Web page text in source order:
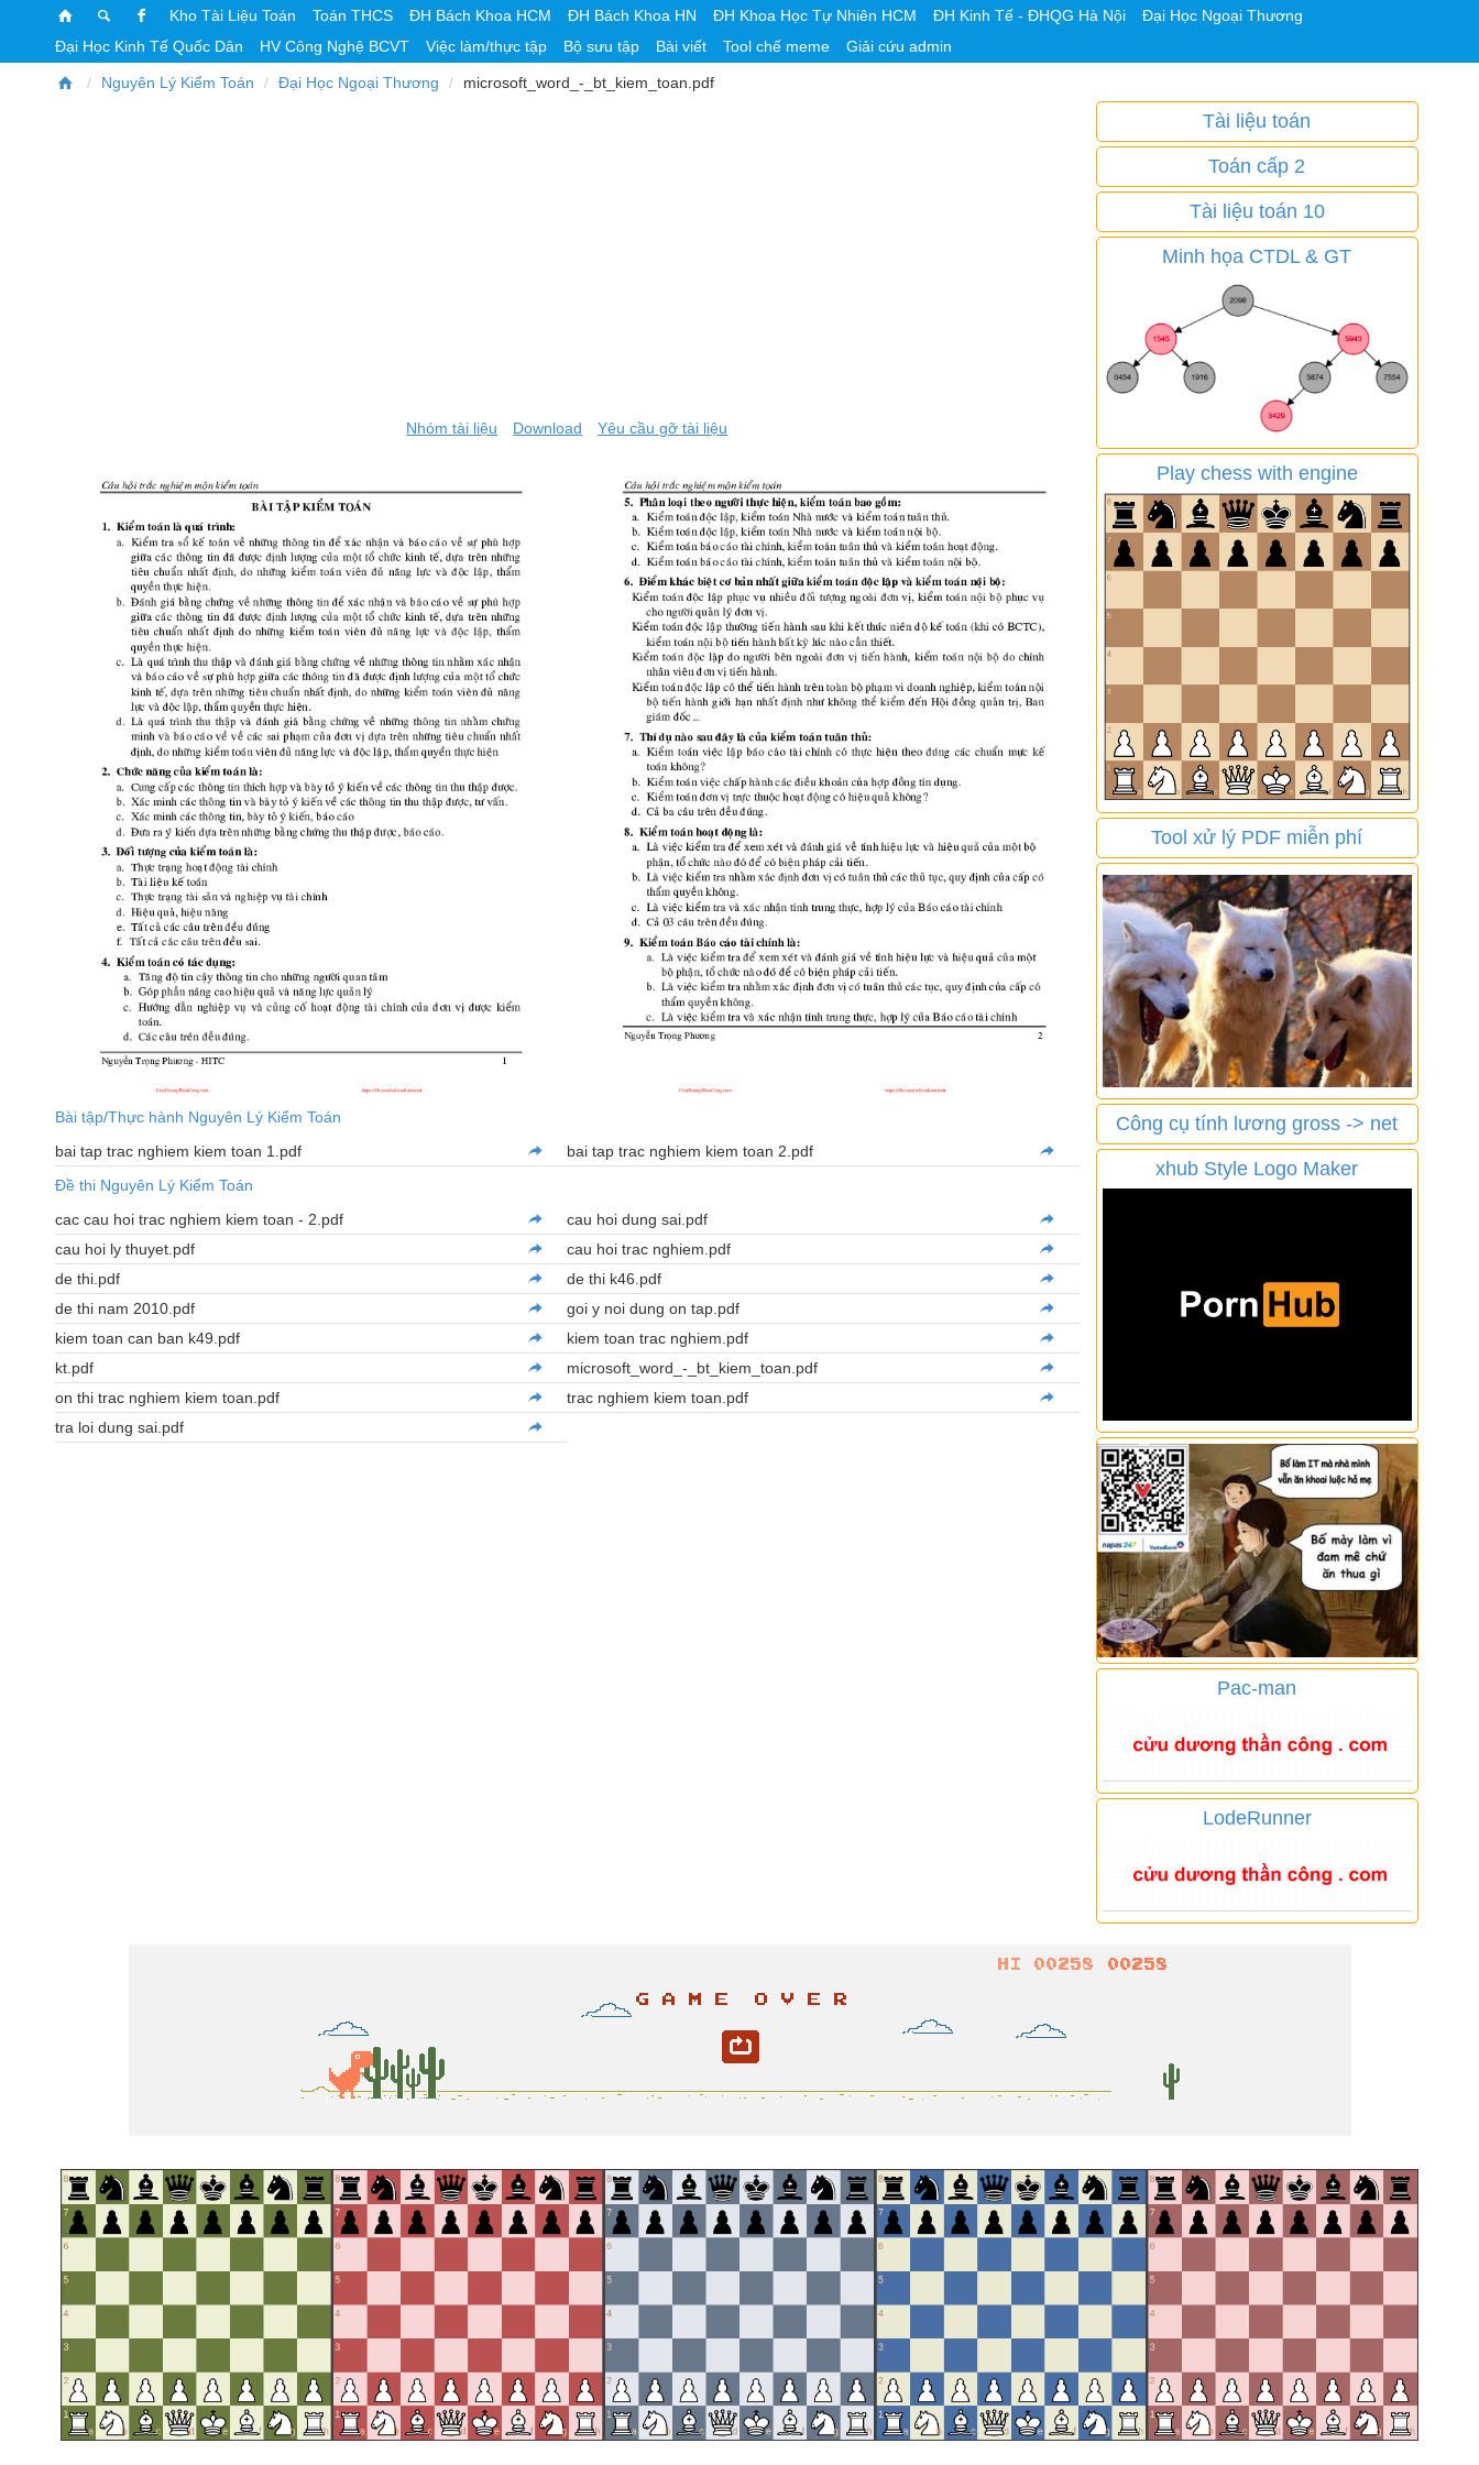
Kho Tài Liệu Toán Toán THCS ĐH Bách Khoa HCM ĐH Bách Khoa HN ĐH Khoa Học Tự Nhiên HCM ĐH Kinh Tế - ĐHQG Hà Nội
Đại Học Ngoại Thương
Đại Học Kinh Tế Quốc Dân
HV Công Nghệ BCVT Việc làm/thực tập Bộ sưu tập Bài viết Tool chế meme Giải cứu admin
Nguyên Lý Kiểm Toán Đại Học Ngoại Thương microsoft_word_-_bt_kiem_toan.pdf
Nhóm tài liệu Download Yêu cầu gỡ tài liệu
Bài tập/Thực hành Nguyên Lý Kiểm Toán
bai tap trac nghiem kiem toan 1.pdf
bai tap trac nghiem kiem toan 2.pdf
Đề thi Nguyên Lý Kiểm Toán
cac cau hoi trac nghiem kiem toan - 2.pdf
cau hoi dung sai.pdf
cau hoi ly thuyet.pdf
cau hoi trac nghiem.pdf
de thi.pdf
de thi k46.pdf
de thi nam 2010.pdf
goi y noi dung on tap.pdf
kiem toan can ban k49.pdf
kiem toan trac nghiem.pdf
kt.pdf
microsoft_word_-_bt_kiem_toan.pdf
on thi trac nghiem kiem toan.pdf
trac nghiem kiem toan.pdf
tra loi dung sai.pdf
Tài liệu toán
Toán cấp 2
Tài liệu toán 10
Minh họa CTDL & GT
Play chess with engine
Tool xử lý PDF miễn phí
Công cụ tính lương gross -> net
xhub Style Logo Maker
Pac-man
LodeRunner